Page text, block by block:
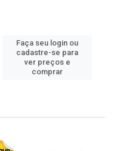
Faça seu login ou
cadastre-se para
ver preços e
comprar